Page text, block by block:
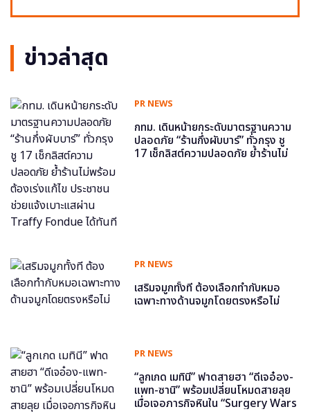
ข่าวล่าสุด
PR NEWS
กทม. เดินหน้ายกระดับมาตรฐานความ
ปลอดภัย “ร้านกึ่งผับบาร์” ทั่วกรุง ชู
17 เช็กลิสต์ความปลอดภัย ย้ำร้านไม่
PR NEWS
เสริมจมูกทั้งที ต้องเลือกทำกับหมอ
เฉพาะทางด้านจมูกโดยตรงหรือไม่
PR NEWS
“ลูกเกด เมทินี” ฟาดสายฮา “ดีเจอ๋อง-
แพท-ซานิ” พร้อมเปลี่ยนโหมดสายลุย
เมื่อเจอภารกิจหินใน “Surgery Wars